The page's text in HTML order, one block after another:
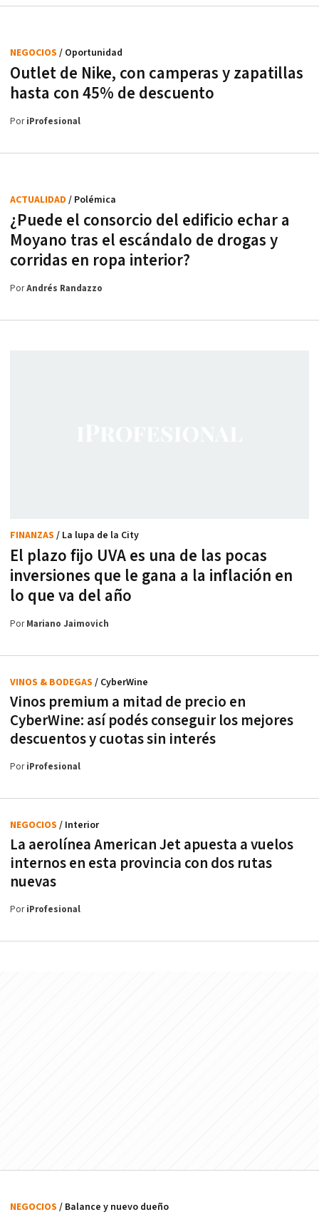
Outlet de Nike, con camperas y zapatillas
hasta con 45% de descuento
NEGOCIOS / Oportunidad
PoriProfesional
¿Puede el consorcio del edificio echar a
Moyano tras el escándalo de drogas y
corridas en ropa interior?
ACTUALIDAD / Polémica
PorAndrés Randazzo
El plazo fijo UVA es una de las pocas
inversiones que le gana a la inflación en
lo que va del año
FINANZAS / La lupa de la City
PorMariano Jaimovich
Vinos premium a mitad de precio en
CyberWine: así podés conseguir los mejores
descuentos y cuotas sin interés
VINOS & BODEGAS / CyberWine
PoriProfesional
La aerolínea American Jet apuesta a vuelos
internos en esta provincia con dos rutas
nuevas
NEGOCIOS / Interior
PoriProfesional
NEGOCIOS / Balance y nuevo dueño